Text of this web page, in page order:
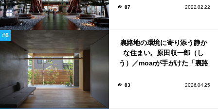
87 2022.02.22
裏路地の環境に寄り添う静か
な住まい。原田収一郎（し
う）／moarが手がけた「裏路
83 2026.04.25